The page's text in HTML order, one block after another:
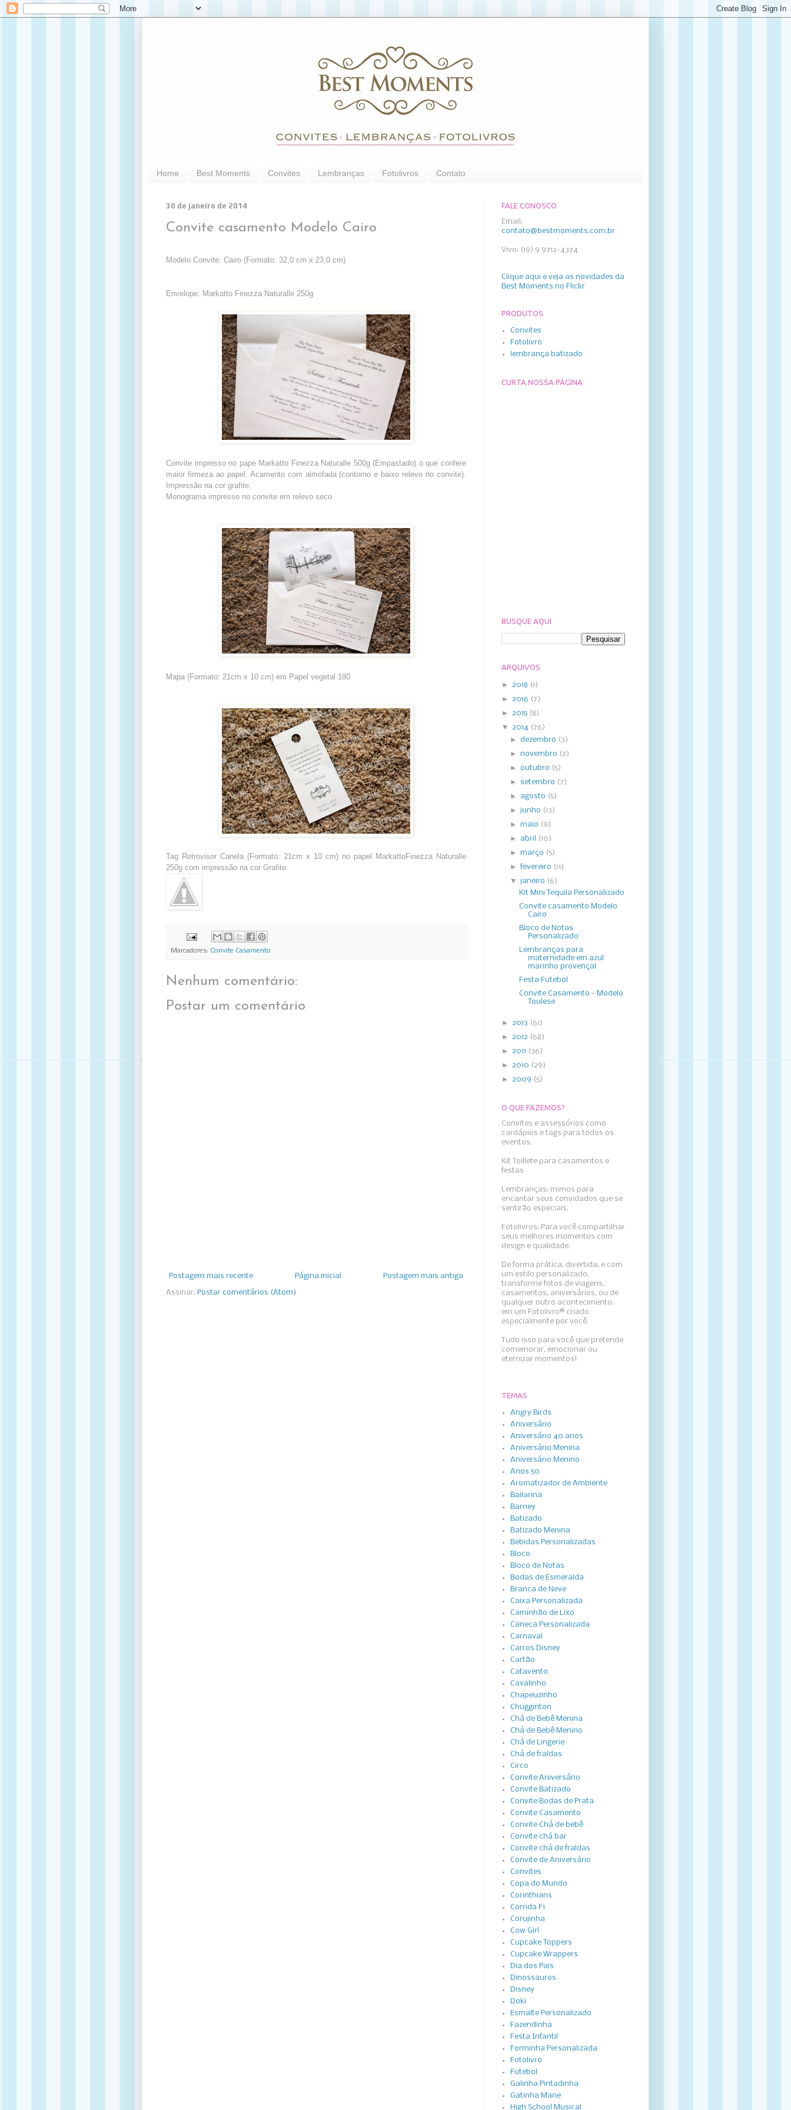
Home Best Moments Convites Lembranças Fotolivros Contato
30 de janeiro de 2014
Convite casamento Modelo Cairo
Modelo Convite: Cairo (Formato: 32,0 cm x 23,0 cm)
Envelope: Markatto Finezza Naturalle 250g
Convite impresso no pape Markatto Finezza Naturalle 500g (Empastado) o que confere
maior firmeza ao papel. Acamento com almofada (contorno e baixo relevo no convite).
Impressão na cor grafite.
Monograma impresso no convite em relevo seco
Mapa (Formato: 21cm x 10 cm) em Papel vegetal 180
Tag Retrovisor Canela (Formato: 21cm x 10 cm) no papel MarkattoFinezza Naturalle
250g com impressão na cor Grafite.
Marcadores: Convite Casamento
Nenhum comentário:
Postar um comentário
Postagem mais recente Postagem mais antiga
Página inicial
Assinar: Postar comentários (Atom)
FALE CONOSCO
Email:
contato@bestmoments.com.br
Vivo: (19) 9 9712-4374
Clique aqui e veja as novidades da
Best Moments no Flickr
PRODUTOS
Convites
Fotolivro
lembrança batizado
CURTA NOSSA PÁGINA
BUSQUE AQUI
ARQUIVOS
► 2018 (1)
► 2016 (7)
► 2015 (8)
▼ 2014 (76)
► dezembro (3)
►novembro (2)
►outubro (5)
► setembro (7)
► agosto (5)
►junho (13)
►maio (9)
► abril (10)
►março (5)
►fevereiro (11)
▼janeiro (6)
Kit Mini Tequila Personalizado
Convite casamento Modelo
Cairo
Bloco de Notas
Personalizado
Lembranças para
maternidade em azul
marinho provençal
Festa Futebol
Convite Casamento - Modelo
Toulese
► 2013 (61)
► 2012 (68)
► 2011 (36)
► 2010 (29)
► 2009 (5)
O QUE FAZEMOS?
Convites e assessórios como
cardápios e tags para todos os
eventos.
Kit Toillete para casamentos e
festas
Lembranças: mimos para
encantar seus convidados que se
sentirão especiais.
Fotolivros: Para você compartilhar
seus melhores momentos com
design e qualidade.
De forma prática, divertida, e com
um estilo personalizado,
transforme fotos de viagens,
casamentos, aniversários, ou de
qualquer outro acontecimento,
em um Fotolivro® criado
especialmente por você.
Tudo isso para você que pretende
comemorar, emocionar ou
eternizar momentos!
TEMAS
Angry Birds
Aniversário
Aniversário 40 anos
Aniversário Menina
Aniversário Menino
Anos 50
Aromatizador de Ambiente
Bailarina
Barney
Batizado
Batizado Menina
Bebidas Personalizadas
Bloco
Bloco de Notas
Bodas de Esmeralda
Branca de Neve
Caixa Personalizada
Caminhão de Lixo
Caneca Personalizada
Carnaval
Carros Disney
Cartão
Catavento
Cavalinho
Chapeuzinho
Chugginton
Chá de Bebê Menina
Chá de Bebê Menino
Chá de Lingerie
Chá de fraldas
Circo
Convite Aniversário
Convite Batizado
Convite Bodas de Prata
Convite Casamento
Convite Chá de bebê
Convite chá bar
Convite chá de fraldas
Convite de Aniversário
Convites
Copa do Mundo
Corinthians
Corrida F1
Corujinha
Cow Girl
Cupcake Toppers
Cupcake Wrappers
Dia dos Pais
Dinossauros
Disney
Doki
Esmalte Personalizado
Fazendinha
Festa Infantil
Forminha Personalizada
Fotolivro
Futebol
Galinha Pintadinha
Gatinha Marie
High School Musical